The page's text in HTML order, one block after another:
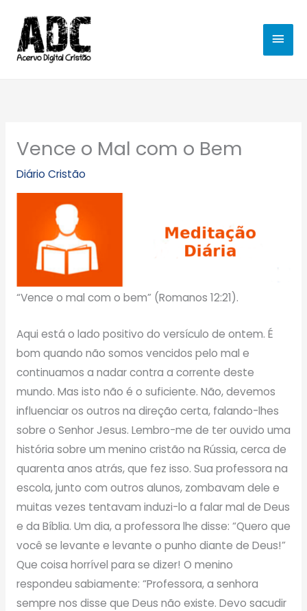
para
conteúdo
Vence o Mal com o Bem
Diário Cristão
“Vence o mal com o bem” (Romanos 12:21).
Aqui está o lado positivo do versículo de ontem. É
bom quando não somos vencidos pelo mal e
continuamos a nadar contra a corrente deste
mundo. Mas isto não é o suficiente. Não, devemos
influenciar os outros na direção certa, falando-lhes
sobre o Senhor Jesus. Lembro-me de ter ouvido uma
história sobre um menino cristão na Rússia, cerca de
quarenta anos atrás, que fez isso. Sua professora na
escola, junto com outros alunos, zombavam dele e
muitas vezes tentavam induzi-lo a falar mal de Deus
e da Bíblia. Um dia, a professora lhe disse: “Quero que
você se levante e levante o punho diante de Deus!”
Que coisa horrível para se dizer! O menino
respondeu sabiamente: “Professora, a senhora
sempre nos disse que Deus não existe. Devo sacudir